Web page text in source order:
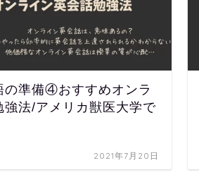
の準備④おすすめオンラ
強法/アメリカ獣医大学で
2021年7月20日